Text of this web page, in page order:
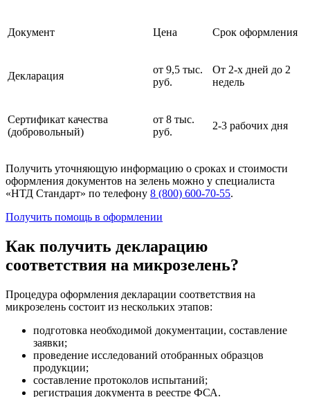
Документ Цена Срок оформления
Декларация
от 9,5 тыс.
руб.
От 2-х дней до 2
недель
Сертификат качества
(добровольный)
от 8 тыс.
руб.
2-3 рабочих дня
Получить уточняющую информацию о сроках и стоимости
оформления документов на зелень можно у специалиста
«НТД Стандарт» по телефону 8 (800) 600-70-55.
Получить помощь в оформлении
Как получить декларацию
соответствия на микрозелень?
Процедура оформления декларации соответствия на
микрозелень состоит из нескольких этапов:
подготовка необходимой документации, составление
заявки;
проведение исследований отобранных образцов
продукции;
составление протоколов испытаний;
регистрация документа в реестре ФСА.